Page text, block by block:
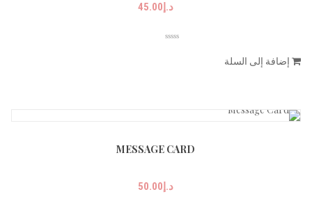
د.إ45.00
إضافة إلى السلة
MESSAGE CARD
د.إ50.00